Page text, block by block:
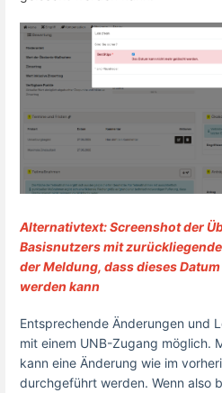
Alternativtext: Screenshot der
Basisnutzers mit
der Meldung, dass dieses
werden kann
Entsprechende Änderungen und
mit einem UNB-Zugang möglich.
kann eine Änderung wie im
durchgeführt werden. Wenn also